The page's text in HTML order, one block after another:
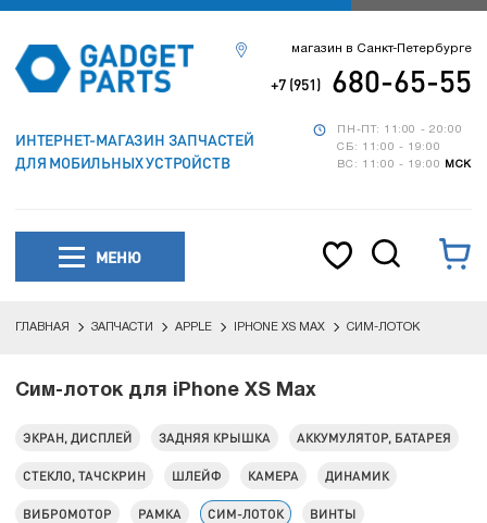
ИНТЕРНЕТ-МАГАЗИН ЗАПЧАСТЕЙ
ДЛЯ МОБИЛЬНЫХ УСТРОЙСТВ
ПН-ПТ: 11:00 - 20:00
СБ: 11:00 - 19:00
ВС: 11:00 - 19:00
МСК
магазин в Санкт-Петербурге
+7 (951) 680-65-55
МЕНЮ
ГЛАВНАЯ ЗАПЧАСТИ APPLE IPHONE XS MAX СИМ-ЛОТОК
Сим-лоток для iPhone XS Max
ЭКРАН, ДИСПЛЕЙ ЗАДНЯЯ КРЫШКА АККУМУЛЯТОР, БАТАРЕЯ
СТЕКЛО, ТАЧСКРИН ШЛЕЙФ КАМЕРА ДИНАМИК
ВИБРОМОТОР РАМКА СИМ-ЛОТОК ВИНТЫ